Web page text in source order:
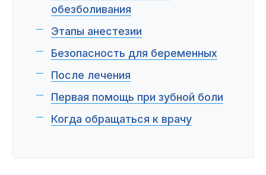
Диагностика Лечение десен
Все услуги (16 категорий)
Акции
Пациентам
обезболивания
Этапы анестезии
Безопасность для беременных
После лечения
Первая помощь при зубной боли
Когда обращаться к врачу